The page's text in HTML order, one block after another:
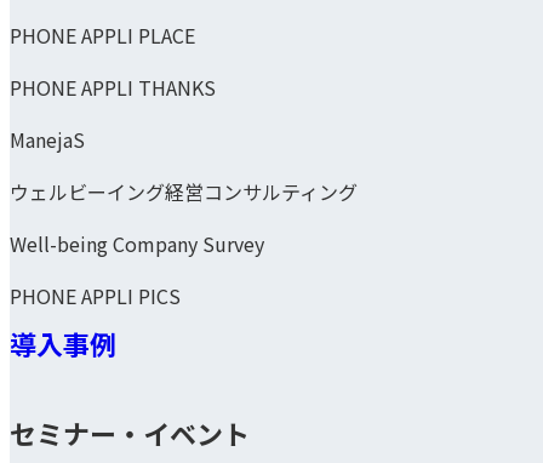
PHONE APPLI PLACE
PHONE APPLI THANKS
ManejaS
ウェルビーイング経営コンサルティング
Well-being Company Survey
PHONE APPLI PICS
導入事例
セミナー・イベント